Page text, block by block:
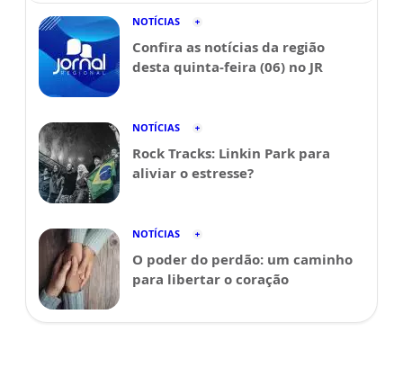
NOTÍCIAS
Confira as notícias da região
desta quinta-feira (06) no JR
NOTÍCIAS
Rock Tracks: Linkin Park para
aliviar o estresse?
NOTÍCIAS
O poder do perdão: um caminho
para libertar o coração